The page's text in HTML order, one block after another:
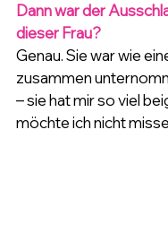
Dann war der
dieser Frau?
Genau. Sie war wie
zusammen
– sie hat mir so viel
möchte ich nicht